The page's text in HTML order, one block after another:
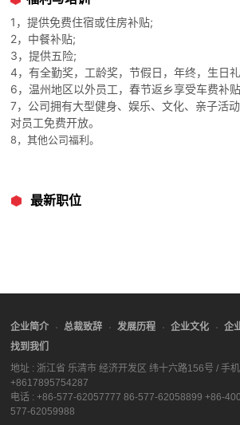
1，提供免费住宿或住房补贴;
2，中餐补贴;
3，提供五险;
4，有全勤奖，工龄奖，节假日，年终，生日
6，温州地区以外员工，春节返乡享受车费补贴
7，公司拥有大型健身、娱乐、文化、亲子活动
对员工免费开放。
8，其他公司福利。
最新职位
企业简介 总裁致辞 发展历程 企业文化 企
找到我们
地址 : 浙江省 乐清市 经济开发区 纬十六路156号 / 手
+8617895754287
电话 : +86-577-62057777 86-577-62058899 +86-
577-62059988